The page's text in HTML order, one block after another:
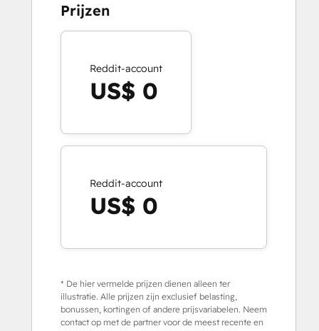
Prijzen
Reddit-account
US$ 0
Reddit-account
US$ 0
* De hier vermelde prijzen dienen alleen ter
illustratie. Alle prijzen zijn exclusief belasting,
bonussen, kortingen of andere prijsvariabelen. Neem
contact op met de partner voor de meest recente en